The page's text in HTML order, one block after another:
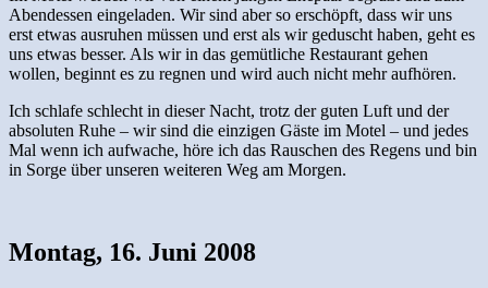
Abendessen eingeladen. Wir sind aber so erschöpft, dass wir uns
erst etwas ausruhen müssen und erst als wir geduscht haben, geht es
uns etwas besser. Als wir in das gemütliche Restaurant gehen
wollen, beginnt es zu regnen und wird auch nicht mehr aufhören.
Ich schlafe schlecht in dieser Nacht, trotz der guten Luft und der
absoluten Ruhe – wir sind die einzigen Gäste im Motel – und jedes
Mal wenn ich aufwache, höre ich das Rauschen des Regens und bin
in Sorge über unseren weiteren Weg am Morgen.
Montag, 16. Juni 2008